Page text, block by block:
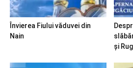
Învierea Fiului văduvei din
Nain
și